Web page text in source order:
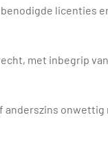
licenties
met inbegrip
anderszins